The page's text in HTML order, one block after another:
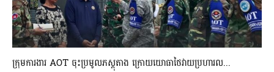
ក្រុមការងារ AOT ចុះប្រមូលភស្តុតាង ក្រោយយោធាថៃវាយប្រហារល...